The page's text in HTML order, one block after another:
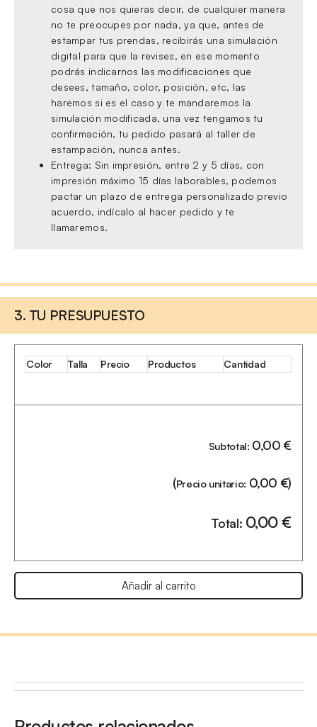
cosa que nos quieras decir, de cualquier manera
no te preocupes por nada, ya que, antes de
estampar tus prendas, recibirás una simulación
digital para que la revises, en ese momento
podrás indicarnos las modificaciones que
desees, tamaño, color, posición, etc, las
haremos si es el caso y te mandaremos la
simulación modificada, una vez tengamos tu
confirmación, tu pedido pasará al taller de
estampación, nunca antes.
Entrega: Sin impresión, entre 2 y 5 días, con
impresión máximo 15 días laborables, podemos
pactar un plazo de entrega personalizado previo
acuerdo, indícalo al hacer pedido y te
llamaremos.
3. TU PRESUPUESTO
Color Talla Precio Productos Cantidad
Subtotal: 0,00€
(Precio unitario: 0,00 €)
Total: 0,00€
Añadir al carrito